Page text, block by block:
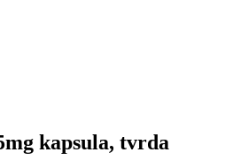
kapsula, tvrda